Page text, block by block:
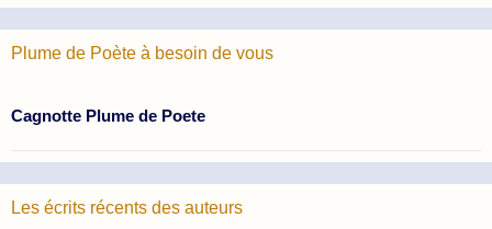
Plume de Poète à besoin de vous
Cagnotte Plume de Poete
Les écrits récents des auteurs